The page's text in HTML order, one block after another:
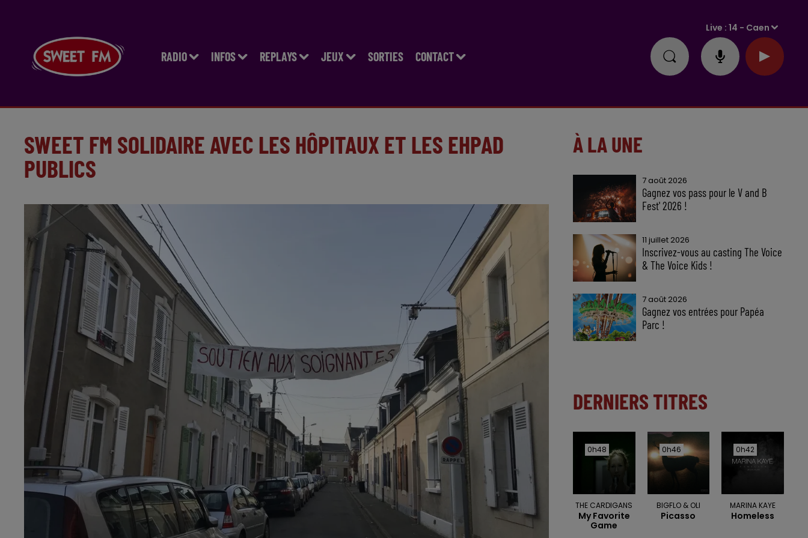
RADIO INFOS REPLAYS JEUX SORTIES CONTACT
Live :14 - Caen
SWEET FM SOLIDAIRE AVEC LES HÔPITAUX ET LES EHPAD
PUBLICS
À LA UNE
7 août 2026
Gagnez vos pass pour le V and B
Fest' 2026 !
11 juillet 2026
Inscrivez-vous au casting The Voice
& The Voice Kids !
7 août 2026
Gagnez vos entrées pour Papéa
Parc !
DERNIERS TITRES
0h48
0h48
THE CARDIGANS
My Favorite
Game
0h46
0h46
BIGFLO & OLI
Picasso
0h42
0h42
MARINA KAYE
Homeless